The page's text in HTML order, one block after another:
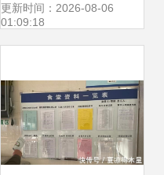
时代，管理挑战何
更新时间：2026-08-06
01:09:18